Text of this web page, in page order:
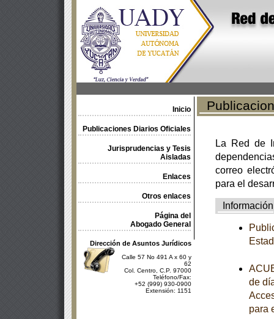
Inicio
Publicaciones Diarios Oficiales
Jurisprudencias y Tesis
Aisladas
Enlaces
Otros enlaces
Página del
Abogado General
Dirección de Asuntos Jurídicos
Calle 57 No 491 A x 60 y
62
Col. Centro, C.P. 97000
Teléfono/Fax:
+52 (999) 930-0900
Extensión: 1151
La Red de
correo
para el
Información
de
para